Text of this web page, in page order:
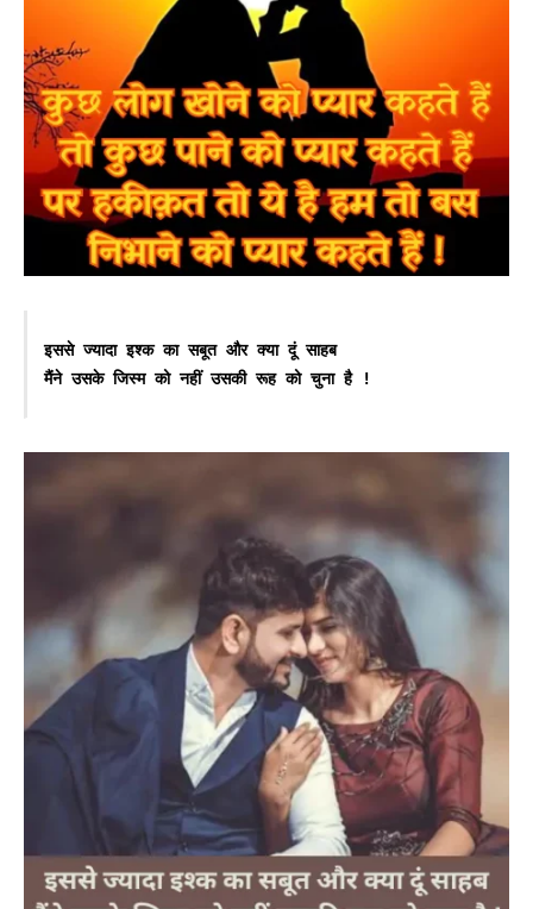
इससे ज्यादा इश्क का सबूत और क्या दूं साहब
मैंने उसके जिस्म को नहीं उसकी रूह को चुना है !